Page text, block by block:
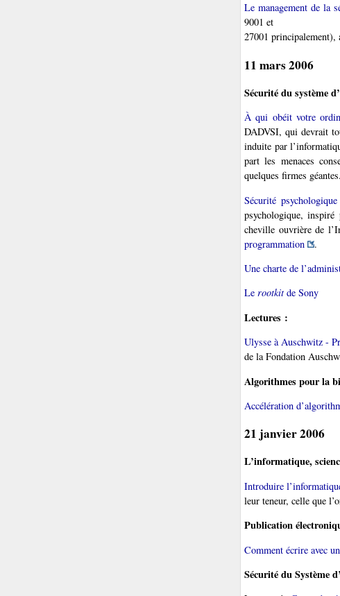
Le management de la
9001 et
27001 principalement),
11 mars 2006
Sécurité du système
À qui obéit votre
DADVSI, qui devrait
induite par
part les menaces
quelques firmes géantes.
Sécurité
psychologique,
cheville ouvrière de
programmation
.
Une charte de
Le rootkitde Sony
Lectures :
Ulysse à Auschwitz -
de la Fondation
Algorithmes pour la
Accélération
21 janvier 2006
L’informatique,
Introduire
leur teneur, celle que
Publication
Comment écrire avec
Sécurité du Système